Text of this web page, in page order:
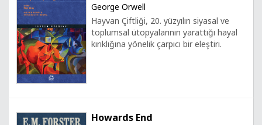
George Orwell
Hayvan Çiftliği, 20. yüzyılın siyasal ve
toplumsal ütopyalarının yarattığı hayal
kırıklığına yönelik çarpıcı bir eleştiri.
Howards End